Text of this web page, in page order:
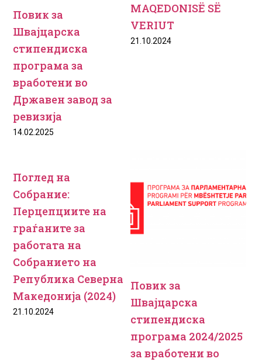
Повик за
Швајцарска
стипендиска
програма за
вработени во
Државен завод за
ревизија
14.02.2025
MAQEDONISË SË
VERIUT
21.10.2024
Поглед на
Собрание:
Перцепциите на
граѓаните за
работата на
Собранието на
Република Северна
Македонија (2024)
21.10.2024
Повик за
Швајцарска
стипендиска
програма 2024/2025
за вработени во